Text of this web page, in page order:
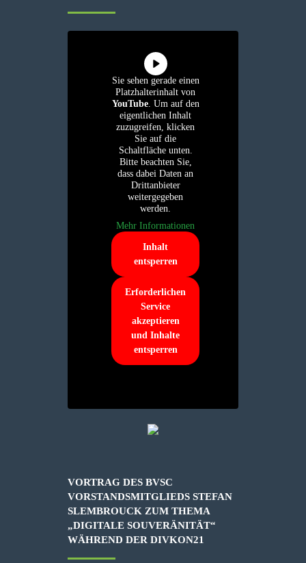
Sie sehen gerade einen
Platzhalterinhalt von
YouTube. Um auf den
eigentlichen Inhalt
zuzugreifen, klicken
Sie auf die
Schaltfläche unten.
Bitte beachten Sie,
dass dabei Daten an
Drittanbieter
weitergegeben
werden.
Mehr Informationen
Inhalt
entsperren
Erforderlichen
Service
akzeptieren
und Inhalte
entsperren
VORTRAG DES BVSC
VORSTANDSMITGLIEDS STEFAN
SLEMBROUCK ZUM THEMA
„DIGITALE SOUVERÄNITÄT“
WÄHREND DER DIVKON21